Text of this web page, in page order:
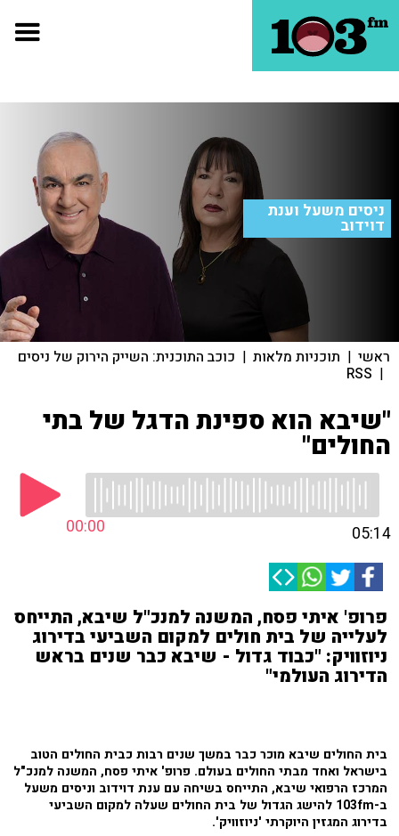
ניסים משעל וענת
דוידוב
ראשי | תוכניות מלאות | כוכב התוכנית: השייק הירוק של ניסים
|
RSS
"שיבא הוא ספינת הדגל של בתי
החולים"
00:00 05:14
פרופ' איתי פסח, המשנה למנכ"ל שיבא, התייחס
לעלייה של בית חולים למקום השביעי בדירוג
ניוזוויק: "כבוד גדול - שיבא כבר שנים בראש
הדירוג העולמי"
בית החולים שיבא מוכר כבר במשך שנים רבות כבית החולים הטוב
בישראל ואחד מבתי החולים בעולם. פרופ' איתי פסח, המשנה למנכ"ל
המרכז הרפואי שיבא, התייחס בשיחה עם ענת דוידוב וניסים משעל
ב-103fm להישג הגדול של בית החולים שעלה למקום השביעי
בדירוג המגזין היוקרתי 'ניוזוויק'.